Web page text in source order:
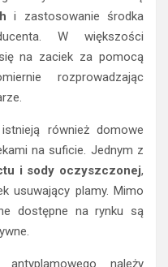
i zastosowanie środka
W większości
na zaciek za pomocą
rozprowadzając
również domowe
na suficie. Jednym z
i sody oczyszczonej,
usuwający plamy. Mimo
dostępne na rynku są
należy